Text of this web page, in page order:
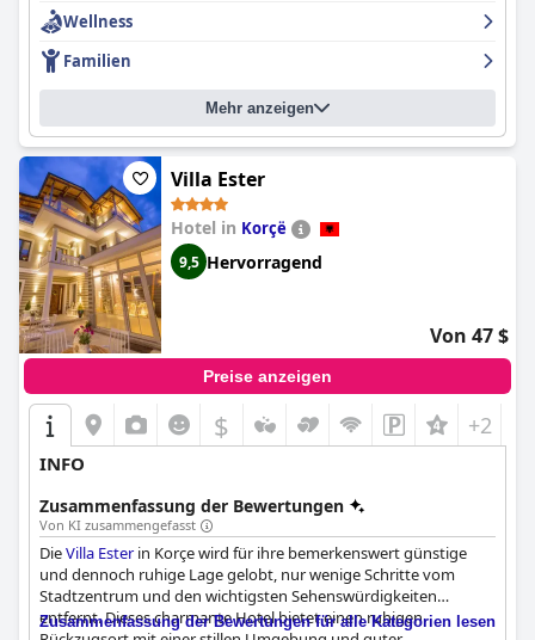
Wellness
Familien
Mehr anzeigen
Villa Ester
Hotel in Korçë
9,5 Hervorragend
Von 47 $
Preise anzeigen
$ +2
INFO
Zusammenfassung der Bewertungen
Von KI zusammengefasst
DieVilla Esterin Korçe wird für ihre bemerkenswert günstige
und dennoch ruhige Lage gelobt, nur wenige Schritte vom
Stadtzentrum und den wichtigsten Sehenswürdigkeiten
entfernt. Dieses charmante Hotel bietet einen ruhigen
Zusammenfassung der Bewertungen für alle Kategorien lesen